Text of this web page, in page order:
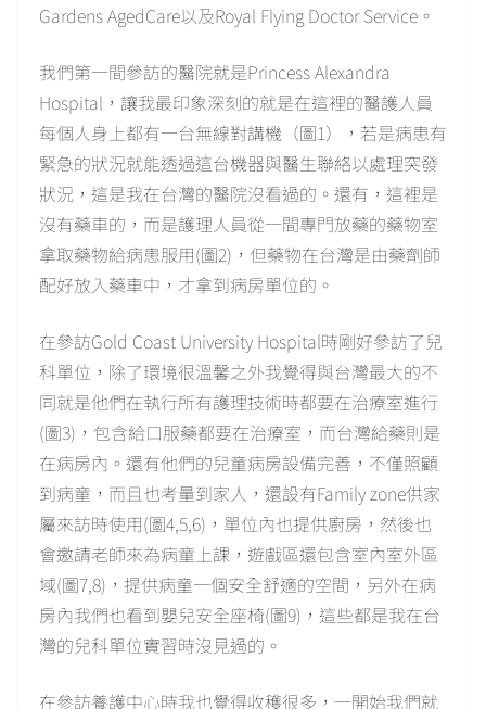
Gardens AgedCare以及Royal Flying Doctor Service。
我們第一間參訪的醫院就是Princess Alexandra
Hospital，讓我最印象深刻的就是在這裡的醫護人員
每個人身上都有一台無線對講機（圖1），若是病患有
緊急的狀況就能透過這台機器與醫生聯絡以處理突發
狀況，這是我在台灣的醫院沒看過的。還有，這裡是
沒有藥車的，而是護理人員從一間專門放藥的藥物室
拿取藥物給病患服用(圖2)，但藥物在台灣是由藥劑師
配好放入藥車中，才拿到病房單位的。
在參訪Gold Coast University Hospital時剛好參訪了兒
科單位，除了環境很溫馨之外我覺得與台灣最大的不
同就是他們在執行所有護理技術時都要在治療室進行
(圖3)，包含給口服藥都要在治療室，而台灣給藥則是
在病房內。還有他們的兒童病房設備完善，不僅照顧
到病童，而且也考量到家人，還設有Family zone供家
屬來訪時使用(圖4,5,6)，單位內也提供廚房，然後也
會邀請老師來為病童上課，遊戲區還包含室內室外區
域(圖7,8)，提供病童一個安全舒適的空間，另外在病
房內我們也看到嬰兒安全座椅(圖9)，這些都是我在台
灣的兒科單位實習時沒見過的。
在參訪養護中心時我也覺得收穫很多，一開始我們就